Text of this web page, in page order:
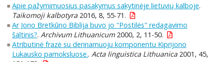
Apie pažymimuosius pasakymus sakytinėje lietuvių kalboje.
Taikomoji kalbotyra2016, 8, 55-71.
Ar Jono Bretkūno Biblija buvo jo "Postilės" redagavimo
šaltinis?. Archivum Lithuanicum2000, 2, 11-50.
Atributinė frazė su derinamuoju komponentu Kiprijono
Lukausko pamoksluose.. Acta linguistica Lithuanica2001, 45,